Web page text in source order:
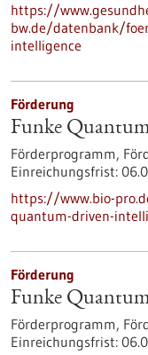
https://
bw.de/datenbank/
intelligence
Förderung
Funke
Förderprogramm,
Einreichungsfrist:
https://www.bio-
quantum-driven-
Förderung
Funke
Förderprogramm,
Einreichungsfrist: